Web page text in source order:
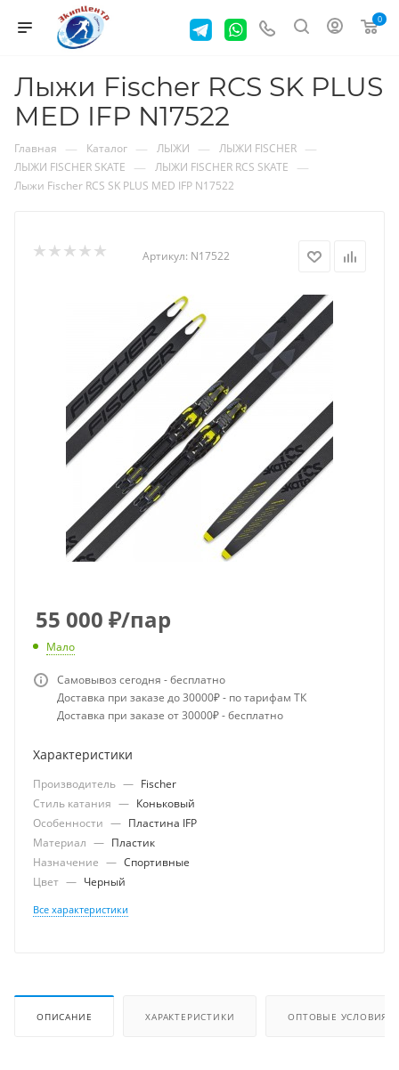
0
Лыжи Fischer RCS SK PLUS
MED IFP N17522
Главная — Каталог — ЛЫЖИ — ЛЫЖИ FISCHER —
ЛЫЖИ FISCHER SKATE — ЛЫЖИ FISCHER RCS SKATE —
Лыжи Fischer RCS SK PLUS MED IFP N17522
Артикул: N17522
55 000 ₽/пар
Мало
Самовывоз сегодня - бесплатно
Доставка при заказе до 30000₽ - по тарифам ТК
Доставка при заказе от 30000₽ - бесплатно
Характеристики
Производитель — Fischer
Стиль катания — Коньковый
Особенности — Пластина IFP
Материал — Пластик
Назначение — Спортивные
Цвет — Черный
Все характеристики
ОПИСАНИЕ ХАРАКТЕРИСТИКИ ОПТОВЫЕ УСЛОВИЯ